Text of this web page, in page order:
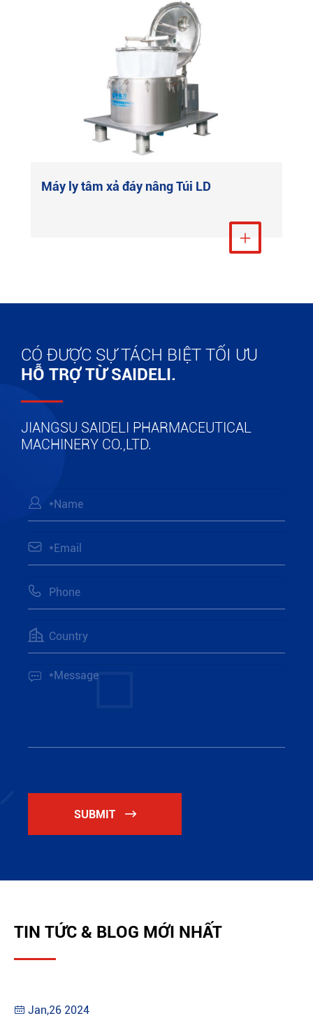
Máy ly tâm xả đáy nâng Túi LD
Xem thêm

CÓ ĐƯỢC SỰ TÁCH BIỆT TỐI ƯU
HỖ TRỢ TỪ SAIDELI.
JIANGSU SAIDELI PHARMACEUTICAL
MACHINERY CO.,LTD.





SUBMIT 
TIN TỨC & BLOG MỚI NHẤT
 Jan,26 2024